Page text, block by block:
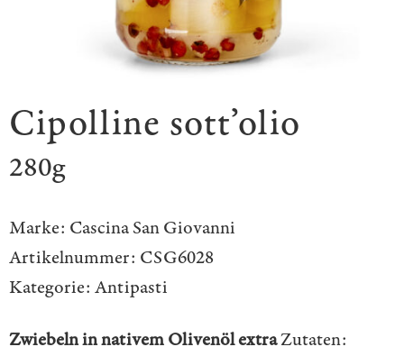
Cipolline sott’olio
280g
Marke: Cascina San Giovanni
Artikelnummer: CSG6028
Kategorie: Antipasti
Zwiebeln in nativem Olivenöl extraZutaten: